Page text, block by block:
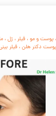
و مو
،فیلر، ،
،فیلر بینی